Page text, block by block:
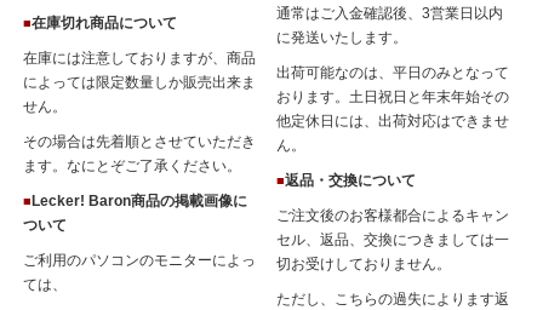
■在庫切れ商品について
在庫には注意しておりますが、商品
によっては限定数量しか販売出来ま
せん。
その場合は先着順とさせていただき
ます。なにとぞご了承ください。
■ Lecker! Baron商品の掲載画像に
ついて
ご利用のパソコンのモニターによっ
ては、
通常はご入金確認後、3営業日以内
に発送いたします。
出荷可能なのは、平日のみとなって
おります。土日祝日と年末年始その
他定休日には、出荷対応はできませ
ん。
■返品・交換について
ご注文後のお客様都合によるキャン
セル、返品、交換につきましては一
切お受けしておりません。
ただし、こちらの過失によります返